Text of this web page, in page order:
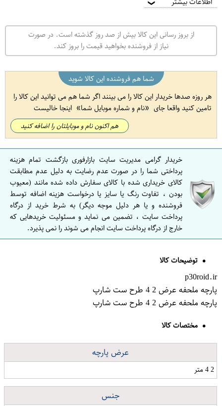
❯
از بروز رسانی این کالا بیش از صد روز گذشته است. در صورت
نیاز از فروشنده بخواهید قیمت را بروز کند.
شما هم فروشنده این کالا شوید
هر روزه صدها خریدار این کالا را می بینند اگر شما هم می توانید این کالا را
تامین کنید واقعا جای
نام و شماره موبایل شما اینجا خالیست
هم اکنون نام و موبایلتان را اضافه کنید
خریدار گرامی مدیریت سایت بازارفوری بازگشت تمام هزینه
پرداختی شما را در صورت عدم رضایت به دلیل عدم مطابقت
کالای خریداری شده با کالای سفارش داده شده مانند (معیوب
بودن ، تفاوت رنگ یا سایز یا درخواست هزینه اضافه توسط
فروشنده و یا هر دلیل موجه دیگر) به شرط خرید از درگاه
پرداخت سایت ، تضمین می نماید و مسئولیت خریدهایی که
خارج از درگاه پرداخت سایت انجام می شوند را نمی پذیرد.
توضیحات کالا
p30roid.ir
پارچه ملحفه عرض 2 4 طرح ست شارپ
پارچه ملحفه عرض 2 4 طرح ست شارپ
مختصات کالا
عرض پارچه
2 4 متر
جنس